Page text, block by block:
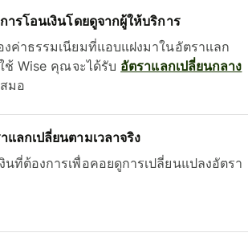
ารโอนเงินโดยดูจากผู้ให้บริการ
งค่าธรรมเนียมที่แอบแฝงมาในอัตราแลก
ช้ Wise คุณจะได้รับ อัตราแลกเปลี่ยนกลาง
มอ
แลกเปลี่ยนตามเวลาจริง
นที่ต้องการเพื่อคอยดูการเปลี่ยนแปลงอัตรา